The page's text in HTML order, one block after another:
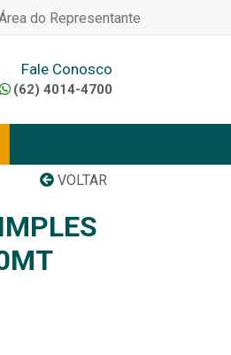
do Representante
Fale Conosco
(62) 4014-4700
VOLTAR